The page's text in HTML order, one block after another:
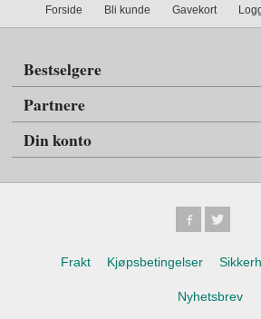
Forside Bli kunde Gavekort
Bestselgere
Partnere
Din konto
Frakt Kjøpsbetingelser
Nyhetsbrev